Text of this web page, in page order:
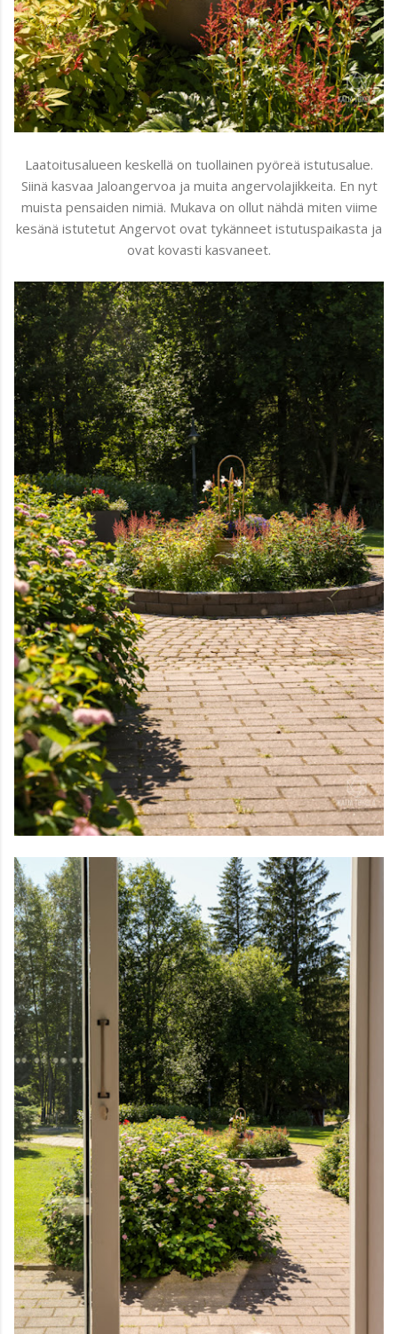
Laatoitusalueen keskellä on tuollainen pyöreä istutusalue.
Siinä kasvaa Jaloangervoa ja muita angervolajikkeita. En nyt
muista pensaiden nimiä. Mukava on ollut nähdä miten viime
kesänä istutetut Angervot ovat tykänneet istutuspaikasta ja
ovat kovasti kasvaneet.